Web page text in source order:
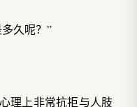
久呢？”
理上非常抗拒与人肢